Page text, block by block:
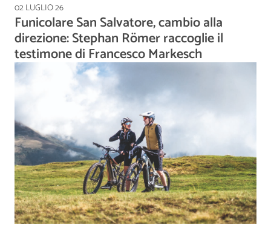
02 LUGLIO 26
Funicolare San Salvatore, cambio alla
direzione: Stephan Römer raccoglie il
testimone di Francesco Markesch